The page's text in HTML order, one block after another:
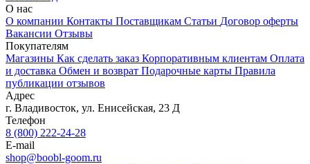
О нас
О компании Контакты Поставщикам Статьи Договор оферты
Вакансии Отзывы
Покупателям
Магазины Как сделать заказ Корпоративным клиентам Оплата
и доставка Обмен и возврат Подарочные карты Правила
публикации отзывов
Адрес
г. Владивосток, ул. Енисейская, 23 Д
Телефон
8 (800) 222-24-28
E-mail
shop@boobl-goom.ru